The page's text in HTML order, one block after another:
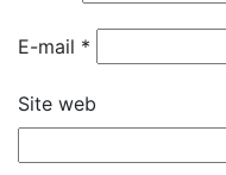
E-mail *
Site web